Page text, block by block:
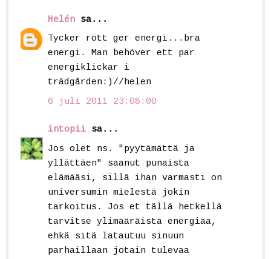
Helén sa...
Tycker rött ger energi...bra
energi. Man behöver ett par
energiklickar i
trädgården:)//helen
6 juli 2011 23:08:00
intopii sa...
Jos olet ns. "pyytämättä ja
yllättäen" saanut punaista
elämääsi, sillä ihan varmasti on
universumin mielestä jokin
tarkoitus. Jos et tällä hetkellä
tarvitse ylimääräistä energiaa,
ehkä sitä latautuu sinuun
parhaillaan jotain tulevaa